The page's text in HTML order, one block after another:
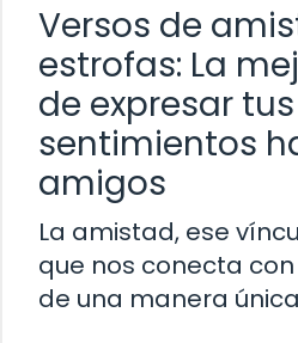
Versos de
estrofas: La
de expresar tus
sentimientos
amigos
La amistad, ese
que nos conecta
de una manera